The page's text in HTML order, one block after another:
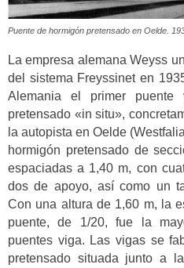
Puente de hormigón pretensado en Oelde.
La empresa alemana Weyss
del sistema Freyssinet en
Alemania el primer puente
pretensado «in situ»,
la autopista en Oelde
hormigón pretensado de
espaciadas a 1,40 m, con
dos de apoyo, así como un
Con una altura de 1,60 m, la
puente, de 1/20, fue la
puentes viga. Las vigas se
pretensado situada junto a